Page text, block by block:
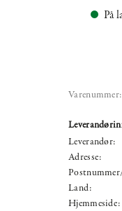
På
Varenummer:
Leverandør:
Adresse:
Land:
Hjemmeside: